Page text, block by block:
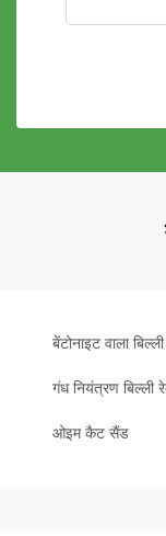
बेंटोनाइट वाला
गंध नियंत्रण बिल्ली
ओइम कैट सैंड